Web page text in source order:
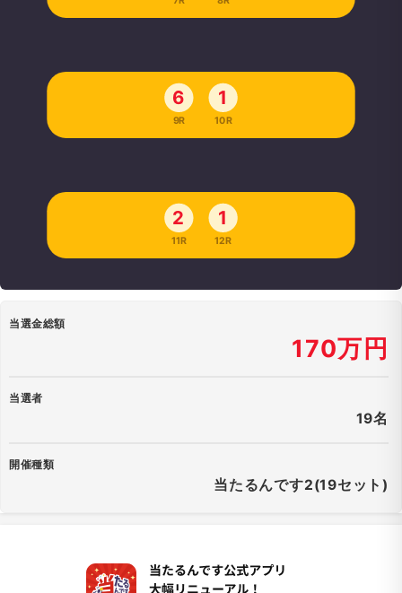
6
9R
1
10R
2
11R
1
12R
当選金総額
170万円
当選者
19名
開催種類
当たるんです2(19セット)